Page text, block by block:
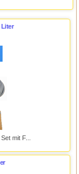
Liter
mit F...